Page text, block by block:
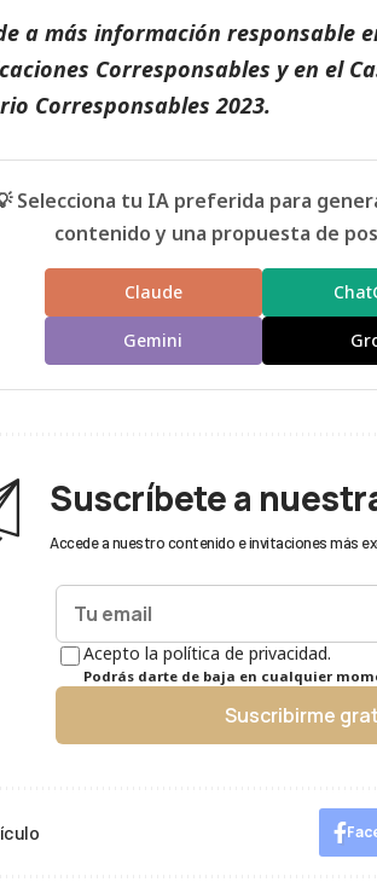
a más información responsable
Corresponsables y en el
Corresponsables 2023.
Selecciona tu IA preferida para
contenido y una propuesta de
Claude
Gemini
Suscríbete a
Accede a nuestro contenido e invitaciones más
Acepto la política de privacidad.
Podrás darte de baja en cualquier
Suscribirme